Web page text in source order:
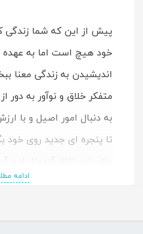
پیش از این که شما زندگی
خود هیچ است اما به
اندیشیدن به زندگی معنا
متفکر خلاق و نوآور به
به دنبال امور اصیل و با
تا پنجره ای جدید روی خود
عالی تری نائل
وسیله فلسفه می تواند در
ادامه